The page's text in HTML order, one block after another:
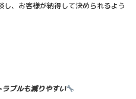
、お客様が納得して決められるよう
ブルも減りやすい